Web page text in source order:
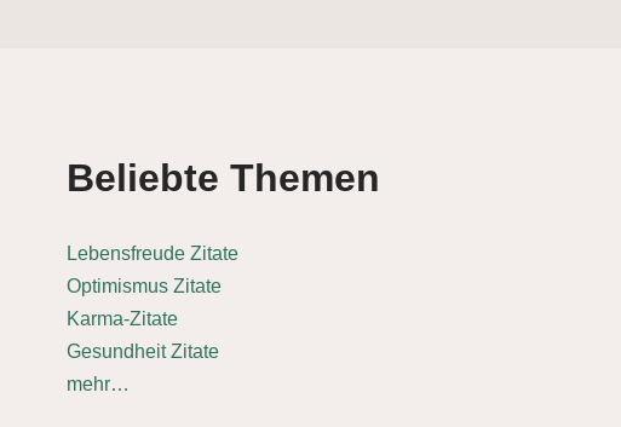
Beliebte Themen
Lebensfreude Zitate
Optimismus Zitate
Karma-Zitate
Gesundheit Zitate
mehr…